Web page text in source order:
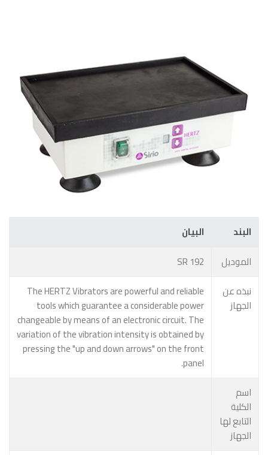
البند
البيان
الموديل
SR 192
نبذه عن
الجهاز
The HERTZ Vibrators are powerful and reliable
tools which guarantee a considerable power
changeable by means of an electronic circuit. The
variation of the vibration intensity is obtained by
pressing the "up and down arrows" on the front
panel.
اسم
الكلية
التابع لها
الجهاز